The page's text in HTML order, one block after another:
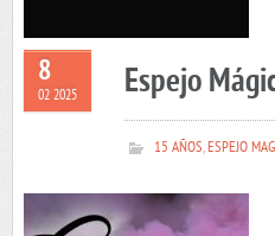
8
02 2025 Espejo
15 AÑOS,ESPEJO